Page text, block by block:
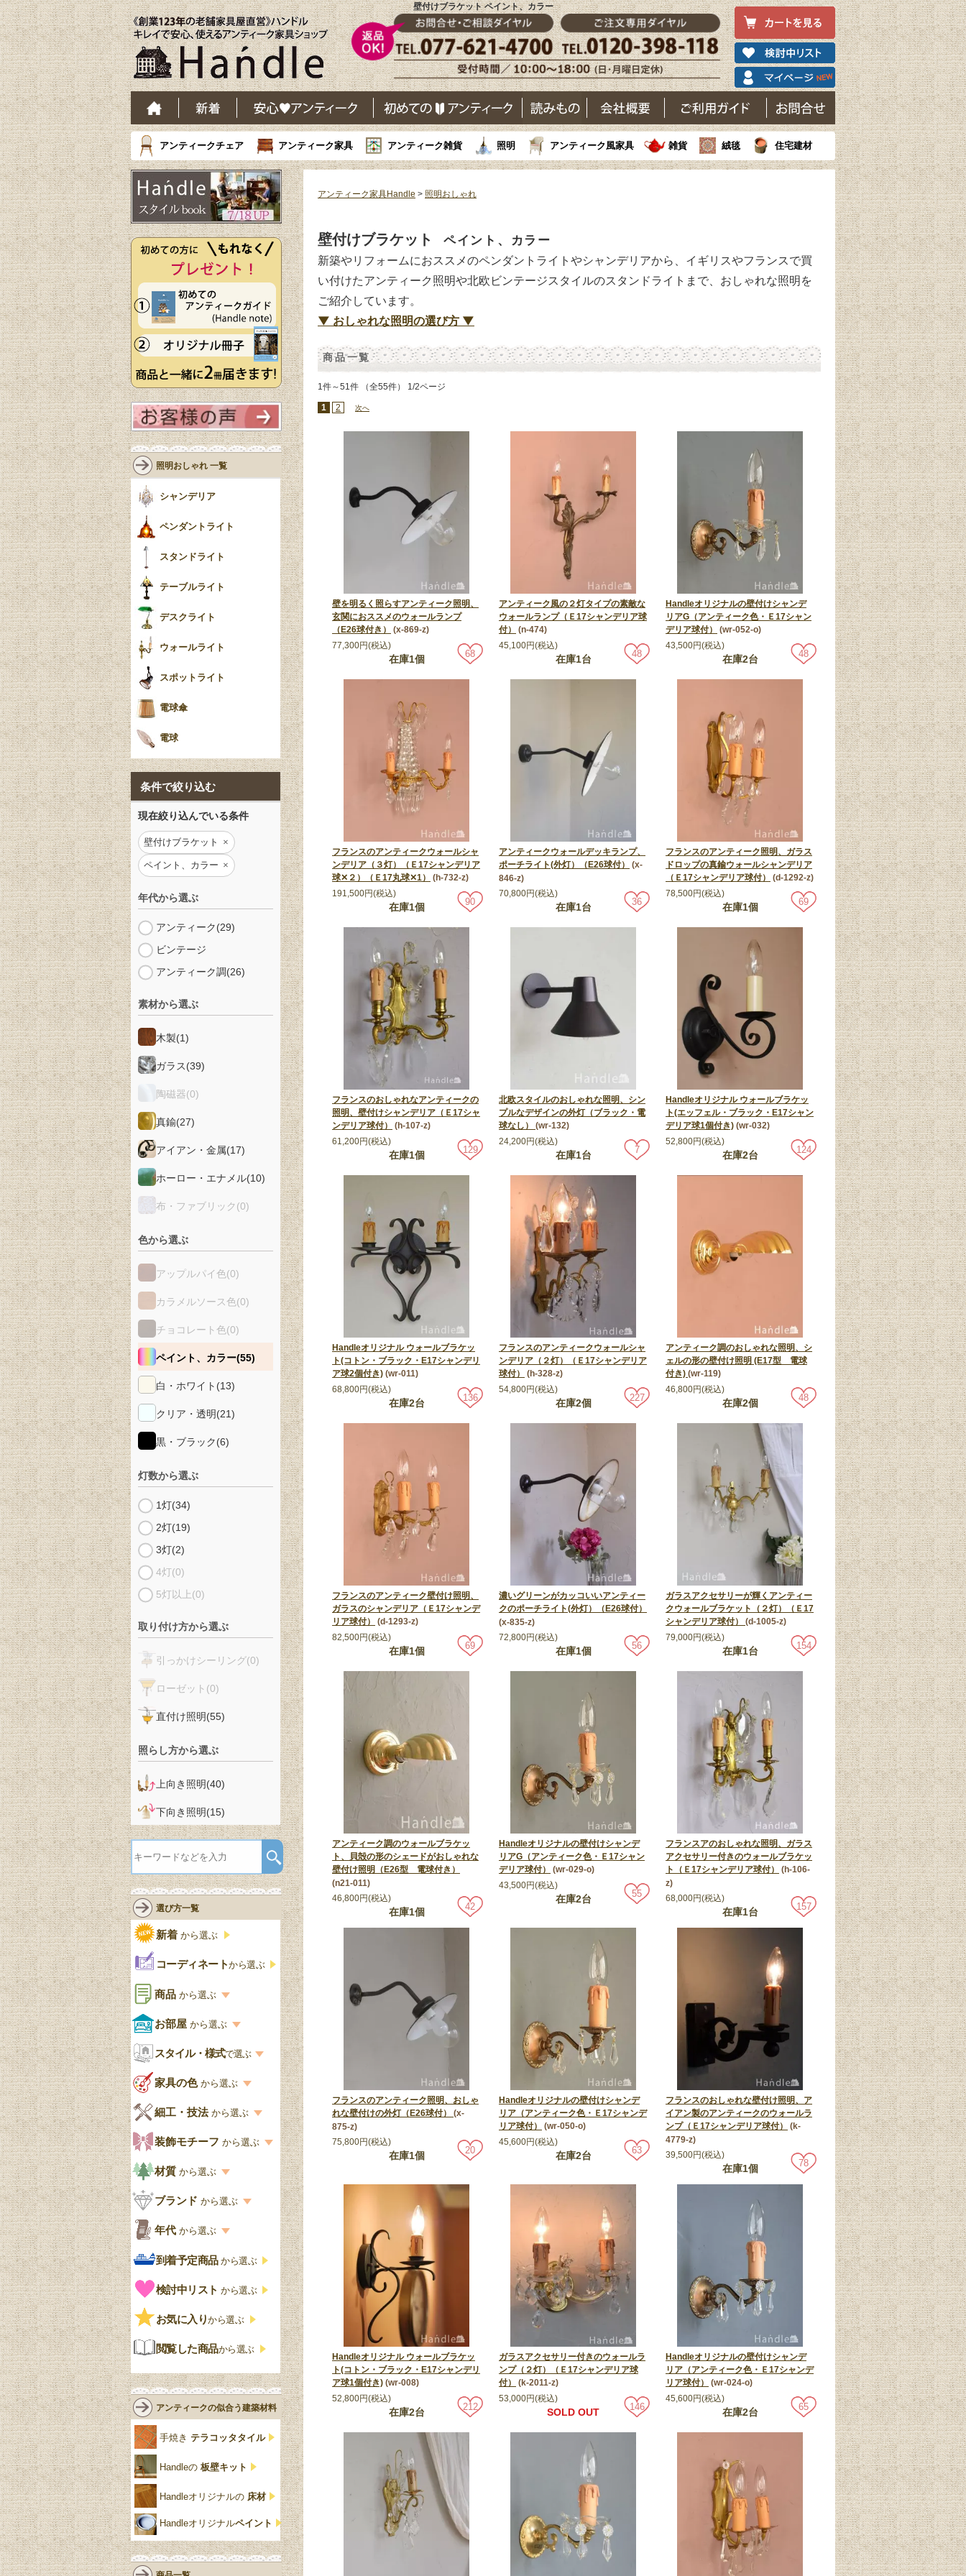
壁付けブラケット ペイント、カラー
アンティークチェア アンティーク家具 アンティーク雑貨 照明 アンティーク風家具 雑貨 絨毯 住宅建材
アンティーク家具Handle > 照明おしゃれ
壁付けブラケット
ペイント、カラー
新築やリフォームにおススメのペンダントライトやシャンデリアから、イギリスやフランスで買
い付けたアンティーク照明や北欧ビンテージスタイルのスタンドライトまで、おしゃれな照明を
ご紹介しています。
▼ おしゃれな照明の選び方 ▼
商品一覧
1件～51件 （全55件） 1/2ページ
1 2 次へ
壁を明るく照らすアンティーク照明、
玄関におススメのウォールランプ
（E26球付き）
(x-869-z)
77,300円(税込)
在庫1個 68
アンティーク風の２灯タイプの素敵な
ウォールランプ（Ｅ17シャンデリア球
付）
(n-474)
45,100円(税込)
在庫1台 48
Handleオリジナルの壁付けシャンデ
リアG（アンティーク色・Ｅ17シャン
デリア球付）
(wr-052-o)
43,500円(税込)
在庫2台 48
フランスのアンティークウォールシャ
ンデリア（３灯）（Ｅ17シャンデリア
球✕２）（Ｅ17丸球✕1）
(h-732-z)
191,500円(税込)
在庫1個 90
アンティークウォールデッキランプ、
ポーチライト(外灯）（E26球付）
(x-
846-z)
70,800円(税込)
在庫1台 36
フランスのアンティーク照明、ガラス
ドロップの真鍮ウォールシャンデリア
（Ｅ17シャンデリア球付）
(d-1292-z)
78,500円(税込)
在庫1個 69
フランスのおしゃれなアンティークの
照明、壁付けシャンデリア（Ｅ17シャ
ンデリア球付）
(h-107-z)
61,200円(税込)
在庫1個 129
北欧スタイルのおしゃれな照明、シン
プルなデザインの外灯（ブラック・電
球なし） (wr-132)
24,200円(税込)
在庫1台 7
Handleオリジナル ウォールブラケッ
ト(エッフェル・ブラック・E17シャン
デリア球1個付き) (wr-032)
52,800円(税込)
在庫2台 124
Handleオリジナル ウォールブラケッ
ト(コトン・ブラック・E17シャンデリ
ア球2個付き) (wr-011)
68,800円(税込)
在庫2台 136
フランスのアンティークウォールシャ
ンデリア（２灯）（Ｅ17シャンデリア
球付）
(h-328-z)
54,800円(税込)
在庫2個 227
アンティーク調のおしゃれな照明、シ
ェルの形の壁付け照明 (E17型 電球
付き) (wr-119)
46,800円(税込)
在庫2個 48
フランスのアンティーク壁付け照明、
ガラスのシャンデリア（Ｅ17シャンデ
リア球付）
(d-1293-z)
82,500円(税込)
在庫1個 69
濃いグリーンがカッコいいアンティー
クのポーチライト(外灯）（E26球付）
(x-835-z)
72,800円(税込)
在庫1個 56
ガラスアクセサリーが輝くアンティー
クウォールブラケット（２灯）（Ｅ17
シャンデリア球付） (d-1005-z)
79,000円(税込)
在庫1台 154
アンティーク調のウォールブラケッ
ト、貝殻の形のシェードがおしゃれな
壁付け照明（E26型 電球付き）
(n21-011)
46,800円(税込)
在庫1個 42
Handleオリジナルの壁付けシャンデ
リアG（アンティーク色・Ｅ17シャン
デリア球付）
(wr-029-o)
43,500円(税込)
在庫2台 55
フランスアのおしゃれな照明、ガラス
アクセサリー付きのウォールブラケッ
ト（Ｅ17シャンデリア球付）
(h-106-
z)
68,000円(税込)
在庫1台 157
フランスのアンティーク照明、おしゃ
れな壁付けの外灯（E26球付） (x-
875-z)
75,800円(税込)
在庫1個 20
Handleオリジナルの壁付けシャンデ
リア（アンティーク色・Ｅ17シャンデ
リア球付）
(wr-050-o)
45,600円(税込)
在庫2台 63
フランスのおしゃれな壁付け照明、ア
イアン製のアンティークのウォールラ
ンプ（Ｅ17シャンデリア球付）
(k-
4779-z)
39,500円(税込)
在庫1個 78
Handleオリジナル ウォールブラケッ
ト(コトン・ブラック・E17シャンデリ
ア球1個付き) (wr-008)
52,800円(税込)
在庫2台 212
ガラスアクセサリー付きのウォールラ
ンプ（２灯）（Ｅ17シャンデリア球
付）
(k-2011-z)
53,000円(税込)
SOLD OUT 146
Handleオリジナルの壁付けシャンデ
リア（アンティーク色・Ｅ17シャンデ
リア球付）
(wr-024-o)
45,600円(税込)
在庫2台 65
照明おしゃれ 一覧
シャンデリア
ペンダントライト
スタンドライト
テーブルライト
デスクライト
ウォールライト
スポットライト
電球傘
電球
条件で絞り込む
現在絞り込んでいる条件
壁付けブラケット
ペイント、カラー
年代から選ぶ
アンティーク(29)
ビンテージ
アンティーク調(26)
素材から選ぶ
木製(1)
ガラス(39)
陶磁器(0)
真鍮(27)
アイアン・金属(17)
ホーロー・エナメル(10)
布・ファブリック (0)
色から選ぶ
アップルパイ色(0)
カラメルソース色(0)
チョコレート色(0)
ペイント、カラー(55)
白・ホワイト (13)
クリア・透明(21)
黒・ブラック(6)
灯数から選ぶ
1灯(34)
2灯(19)
3灯(2)
4灯(0)
5灯以上(0)
取り付け方から選ぶ
引っかけシーリング(0)
ローゼット (0)
直付け照明(55)
照らし方から選ぶ
上向き照明(40)
下向き照明(15)
選び方一覧
新着 から選ぶ
コーディネートから選ぶ
商品 から選ぶ
商品一覧を見る
収納家具
書棚
デスクおしゃれ
食器棚おしゃれ
木製ワゴン
ェア
洋服タンス
チェストおしゃれ
クローゼット
鏡台
花台
仏壇おしゃれ
靴箱収納
スリッパ収納
壁掛け家具
お部屋 から選ぶ
お部屋から選ぶ一覧
リビング
キッチン・ダイニング
スタイル・様式で選ぶ
スタイル一覧
英国アンティーク
英国クラシック
式
エリザベス様式
ジャコビアン
ロココ様式
ミッドセンチュリー
家具の色から選ぶ
家具の色一覧
カスタード色
アップルパイ色
白・ホワイト
黒・ブラック
細工・技法 から選ぶ
細工・技法の一覧
象嵌・マーケットリー
寄木・パーケットリー
装飾モチーフ から選ぶ
模様の一覧
ペディメント
コーニス
グ
ストラップワーク
雷文
ビーディング
リネンフォールド
ルネット
アカンサス
パイクラスト
脚のモチーフ一覧
ターニングレッグ
材質 から選ぶ
材質の一覧
オーク材
マホガニー
ローズウッド材
サテンウッド材
ブランド から選ぶ
ブランド一覧
Handleオリジナル
ウィリアムモリス
ロイドルーム
コントワールドファミー
ユ
ジェニファーテイラー
チェスターフィールド
リリパットレーン
アングルポイズ
年代 から選ぶ
年代別の一覧
アンティーク
ビンテージ
到着予定商品から選ぶ
検討中リスト から選ぶ
お気に入りから選ぶ
閲覧した商品から選ぶ
アンティークの似合う建築材料
手焼き テラコッタタイル
Handleの 板壁キット
Handleオリジナルの 床材
Handleオリジナルペイント